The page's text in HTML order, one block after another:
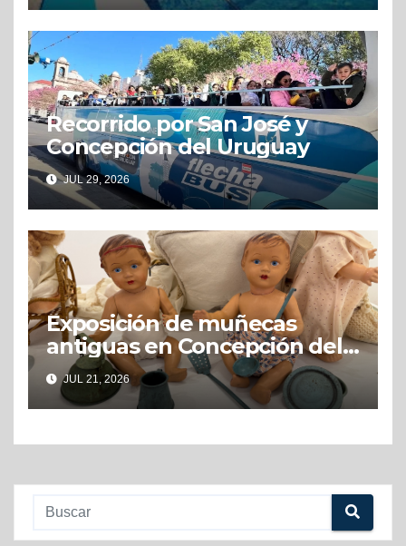
Recorrido por San José y
Concepción del Uruguay
JUL 29, 2026
Exposición de muñecas
antiguas en Concepción del
Uruguay
JUL 21, 2026